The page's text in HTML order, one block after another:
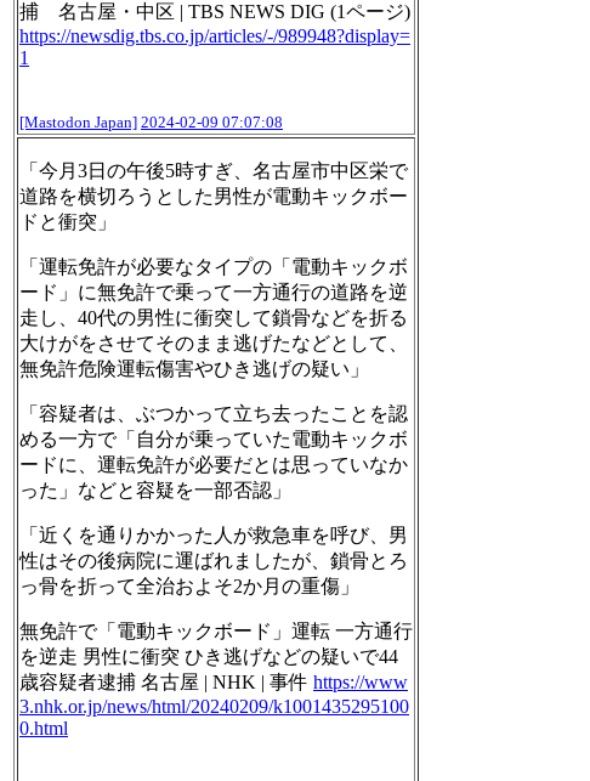
捕 名古屋・中区 | TBS NEWS DIG (1ページ)
https://newsdig.tbs.co.jp/articles/-/989948?display=
1
[Mastodon Japan] 2024-02-09 07:07:08
「今月3日の午後5時すぎ、名古屋市中区栄で
道路を横切ろうとした男性が電動キックボー
ドと衝突」
「運転免許が必要なタイプの「電動キックボ
ード」に無免許で乗って一方通行の道路を逆
走し、40代の男性に衝突して鎖骨などを折る
大けがをさせてそのまま逃げたなどとして、
無免許危険運転傷害やひき逃げの疑い」
「容疑者は、ぶつかって立ち去ったことを認
める一方で「自分が乗っていた電動キックボ
ードに、運転免許が必要だとは思っていなか
った」などと容疑を一部否認」
「近くを通りかかった人が救急車を呼び、男
性はその後病院に運ばれましたが、鎖骨とろ
っ骨を折って全治およそ2か月の重傷」
無免許で「電動キックボード」運転 一方通行
を逆走 男性に衝突 ひき逃げなどの疑いで44
歳容疑者逮捕 名古屋 | NHK | 事件 https://www
3.nhk.or.jp/news/html/20240209/k1001435295100
0.html